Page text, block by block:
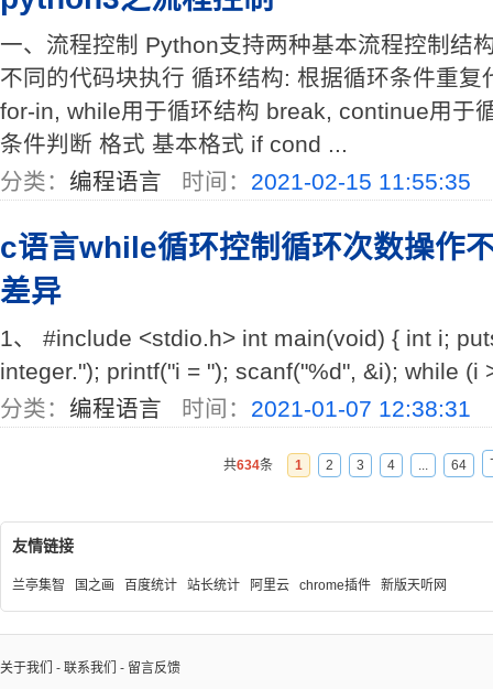
一、流程控制 Python支持两种基本流程控制结
不同的代码块执行 循环结构: 根据循环条件重
for-in, while用于循环结构 break, continue用于
条件判断 格式 基本格式 if cond ...
分类： 编程语言 时间： 2021-02-15 11:55:35
c语言while循环控制循环次数操作
差异
1、 #include <stdio.h> int main(void) { int i;
integer."); printf("i = "); scanf("%d", &i); while (i
分类： 编程语言 时间： 2021-01-07 12:38:31
共634条 1 2 3 4 ... 64
友情链接
兰亭集智 国之画 百度统计 站长统计 阿里云 chrome插件 新版天听网
关于我们 - 联系我们 - 留言反馈